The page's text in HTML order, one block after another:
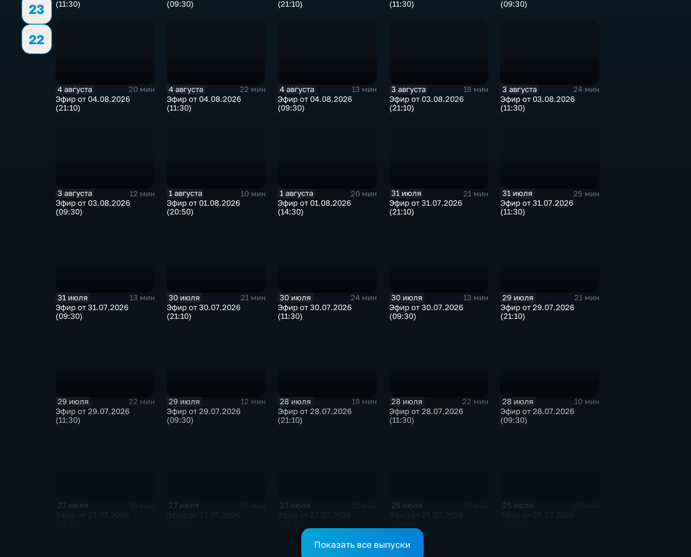
23
22
(11:30)
(09:30)
(21:10)
(11:30)
(09:30)
4 августа
20 мин
Эфир от 04.08.2026
(21:10)
4 августа
22 мин
Эфир от 04.08.2026
(11:30)
4 августа
13 мин
Эфир от 04.08.2026
(09:30)
3 августа
18 мин
Эфир от 03.08.2026
(21:10)
3 августа
24 мин
Эфир от 03.08.2026
(11:30)
3 августа
12 мин
Эфир от 03.08.2026
(09:30)
1 августа
10 мин
Эфир от 01.08.2026
(20:50)
1 августа
20 мин
Эфир от 01.08.2026
(14:30)
31 июля
21 мин
Эфир от 31.07.2026
(21:10)
31 июля
25 мин
Эфир от 31.07.2026
(11:30)
31 июля
13 мин
Эфир от 31.07.2026
(09:30)
30 июля
21 мин
Эфир от 30.07.2026
(21:10)
30 июля
24 мин
Эфир от 30.07.2026
(11:30)
30 июля
13 мин
Эфир от 30.07.2026
(09:30)
29 июля
21 мин
Эфир от 29.07.2026
(21:10)
29 июля
22 мин
Эфир от 29.07.2026
(11:30)
29 июля
12 мин
Эфир от 29.07.2026
(09:30)
28 июля
18 мин
Эфир от 28.07.2026
(21:10)
28 июля
22 мин
Эфир от 28.07.2026
(11:30)
28 июля
10 мин
Эфир от 28.07.2026
(09:30)
27 июля 27 июля 27 июля 25 июля 25 июля
Показать все выпуски